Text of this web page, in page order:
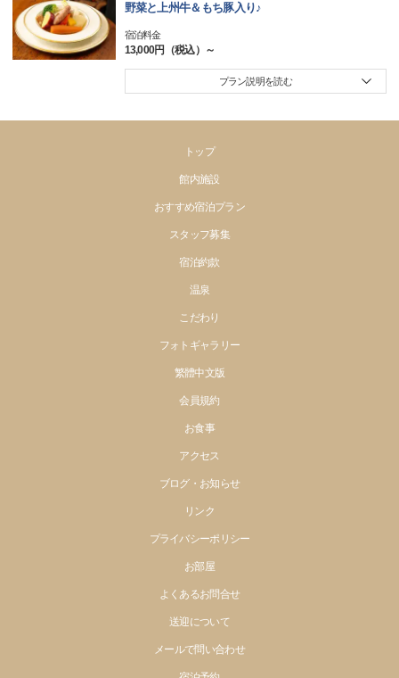
野菜と上州牛＆もち豚入り♪
宿泊料金
13,000円（税込）～
プラン説明を読む
トップ
館内施設
おすすめ宿泊プラン
スタッフ募集
宿泊約款
温泉
こだわり
フォトギャラリー
繁體中文版
会員規約
お食事
アクセス
ブログ・お知らせ
リンク
プライバシーポリシー
お部屋
よくあるお問合せ
送迎について
メールで問い合わせ